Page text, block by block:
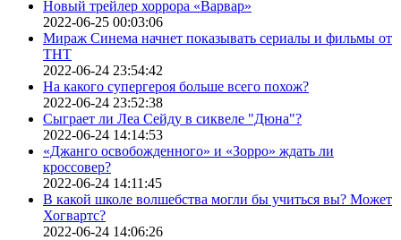
Новый трейлер хоррора «Варвар»
2022-06-25 00:03:06
Мираж Синема начнет показывать сериалы и фильмы от
ТНТ
2022-06-24 23:54:42
На какого супергероя больше всего похож?
2022-06-24 23:52:38
Сыграет ли Леа Сейду в сиквеле "Дюна"?
2022-06-24 14:14:53
«Джанго освобожденного» и «Зорро» ждать ли
кроссовер?
2022-06-24 14:11:45
В какой школе волшебства могли бы учиться вы? Может
Хогвартс?
2022-06-24 14:06:26